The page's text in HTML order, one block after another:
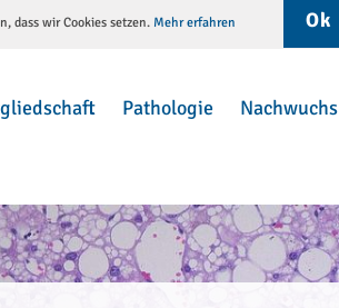
dass wir Cookies setzen. Mehr erfahren Ok
Pathologie Nachwuchs